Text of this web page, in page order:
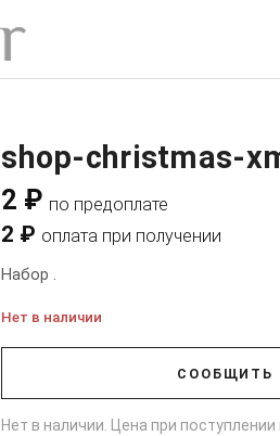
shop-christmas-
2 ₽ по предоплате
2 ₽ оплата при получении
Набор .
Нет в наличии
СООБЩИТЬ
Нет в наличии. Цена при